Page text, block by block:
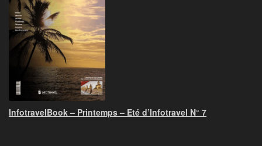
InfotravelBook – Printemps – Eté d’Infotravel N° 7